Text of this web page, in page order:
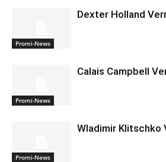
Promi-News
Dexter Holland
Promi-News
Calais Campbell
Promi-News
Wladimir Klitschko